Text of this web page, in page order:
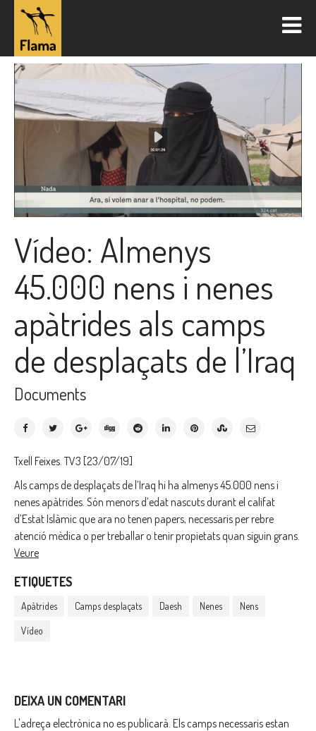
Vídeo: Almenys
45.000 nens i nenes
apàtrides als camps
de desplaçats de l’Iraq
Documents
Txell Feixes. TV3 [23/07/19]
Als camps de desplaçats de l’Iraq hi ha almenys 45.000 nens i
nenes apàtrides. Són menors d’edat nascuts durant el califat
d’Estat Islàmic que ara no tenen papers, necessaris per rebre
atenció mèdica o per treballar o tenir propietats quan siguin grans.
Veure
ETIQUETES
Apàtrides Camps desplaçats Daesh Nenes Nens
Vídeo
DEIXA UN COMENTARI
L'adreça electrònica no es publicarà. Els camps necessaris estan